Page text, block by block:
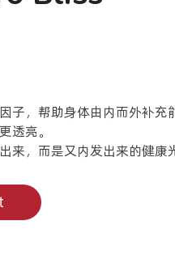
子，帮助身体由内而外补充
透亮。
来，而是又内发出来的健康